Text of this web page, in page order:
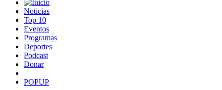
Noticias
Top 10
Eventos
Programas
Deportes
Podcast
Donar
POPUP